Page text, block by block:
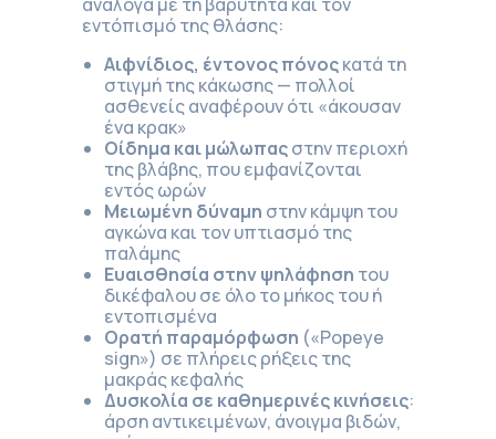
εντόπισμό της θλάσης:
Αιφνίδιος, έντονος πόνοςκατά τη
στιγμή της κάκωσης — πολλοί
ασθενείς αναφέρουν ότι «άκουσαν
ένα κρακ»
Οίδημα και μώλωπαςστην περιοχή
της βλάβης, που εμφανίζονται
εντός ωρών
Μειωμένη δύναμη στην κάμψη του
αγκώνα και τον υπτιασμό της
παλάμης
Ευαισθησία στην ψηλάφηση του
δικέφαλου σε όλο το μήκος του ή
εντοπισμένα
Ορατή παραμόρφωση («Popeye
sign») σε πλήρεις ρήξεις της
μακράς κεφαλής
Δυσκολία σε καθημερινές κινήσεις:
άρση αντικειμένων, άνοιγμα βιδών,